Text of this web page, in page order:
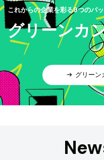
これからの企業を彩る9つのバ
グリーンカ
グリーン